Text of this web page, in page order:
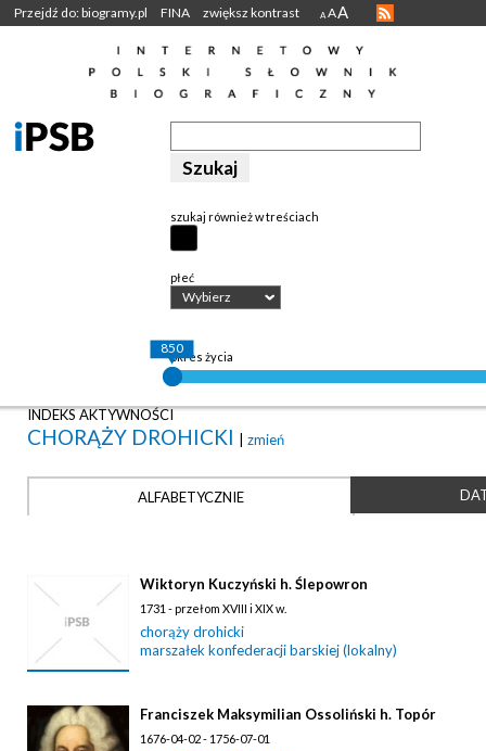
Przejdź do: biogramy.pl FINA zwiększ kontrast A AA
szukaj również w treściach
płeć
Wybierz
okres życia
850
INDEKS AKTYWNOŚCI
CHORĄŻY DROHICKI | zmień
ALFABETYCZNIE
Wiktoryn Kuczyński h. Ślepowron
1731 - przełom XVIII i XIX w.
chorąży drohicki
marszałek konfederacji barskiej (lokalny)
Franciszek Maksymilian Ossoliński h. Topór
1676-04-02 - 1756-07-01